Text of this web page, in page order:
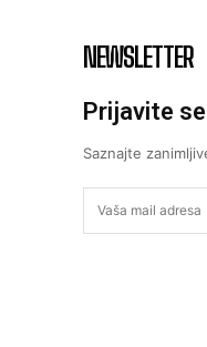
NEWSLETTER
Prijavite
Saznajte